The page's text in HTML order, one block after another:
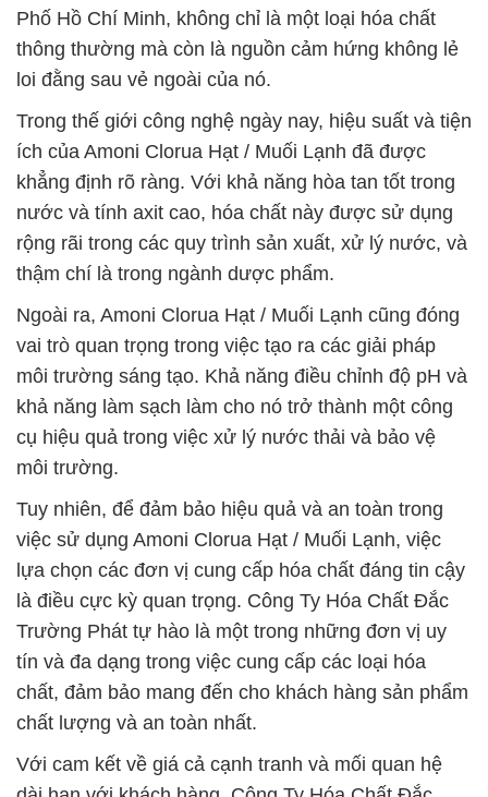
Phố Hồ Chí Minh, không chỉ là một loại hóa chất
thông thường mà còn là nguồn cảm hứng không lẻ
loi đằng sau vẻ ngoài của nó.
Trong thế giới công nghệ ngày nay, hiệu suất và tiện
ích của Amoni Clorua Hạt / Muối Lạnh đã được
khẳng định rõ ràng. Với khả năng hòa tan tốt trong
nước và tính axit cao, hóa chất này được sử dụng
rộng rãi trong các quy trình sản xuất, xử lý nước, và
thậm chí là trong ngành dược phẩm.
Ngoài ra, Amoni Clorua Hạt / Muối Lạnh cũng đóng
vai trò quan trọng trong việc tạo ra các giải pháp
môi trường sáng tạo. Khả năng điều chỉnh độ pH và
khả năng làm sạch làm cho nó trở thành một công
cụ hiệu quả trong việc xử lý nước thải và bảo vệ
môi trường.
Tuy nhiên, để đảm bảo hiệu quả và an toàn trong
việc sử dụng Amoni Clorua Hạt / Muối Lạnh, việc
lựa chọn các đơn vị cung cấp hóa chất đáng tin cậy
là điều cực kỳ quan trọng. Công Ty Hóa Chất Đắc
Trường Phát tự hào là một trong những đơn vị uy
tín và đa dạng trong việc cung cấp các loại hóa
chất, đảm bảo mang đến cho khách hàng sản phẩm
chất lượng và an toàn nhất.
Với cam kết về giá cả cạnh tranh và mối quan hệ